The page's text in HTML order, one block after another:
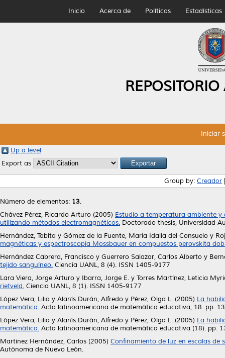
Inicio Acerca de Políticas Estadísticas
Iniciar
Up a level
Export as
Group by: Creador
Número de elementos: 13.
Chávez Pérez, Ricardo Arturo (2005) Estudio a temperatura ambiente
utilizando métodos electromagnéticos. Doctorado thesis, Universidad
Hernández, Tabita y Gómez de la Fuente, María Idalia del Consuelo y
magnéticas y espectroscopia Mossbauer en compuestos perovskita
Hernández Cabrera, Francisco y Guerrero Salazar, Carlos Alberto y
tejido sanguíneo. Ciencia UANL, 8 (4). ISSN 1405-9177
Lara Viera, Jorge Arturo y Ibarra, Jorge E. y Torres Martínez, Leticia
rietveld. Ciencia UANL, 8 (1). ISSN 1405-9177
López Vera, Lilia y Alanís Durán, Alfredo y Pérez, Olga L. (2005) La
matemática. Acta latinoamericana de matemática educativa, 18. pp.
López Vera, Lilia y Alanís Durán, Alfredo y Pérez, Olga L. (2005) La
matemática. Acta latinoamericana de matemática educativa (18). pp.
Martinez Hernández, Carlos (2005) Confinamiento de luz en escalas de
Autónoma de Nuevo León.